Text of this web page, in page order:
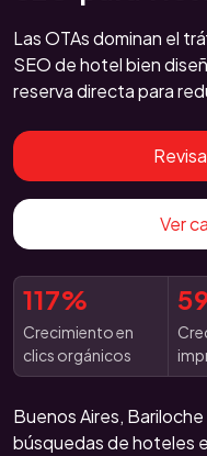
Las OTAs dominan el
SEO de hotel bien
reserva directa para
Ver
117%
Crecimiento en
clics orgánicos
Buenos Aires,
búsquedas de hoteles